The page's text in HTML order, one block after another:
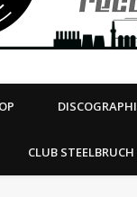
CLUB STEELBRUCH